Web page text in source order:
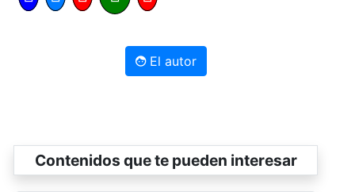
El autor
Contenidos que te pueden interesar